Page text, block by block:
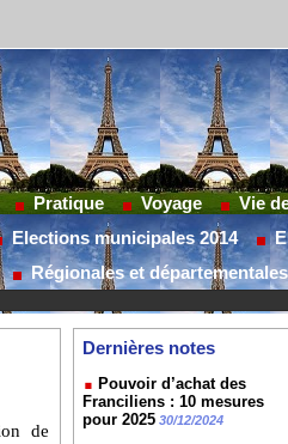
Pratique Voyage Vie
Elections municipales 2014
Régionales et
de
Dernières notes
Pouvoir d’achat des
Franciliens : 10 mesures
pour 2025 30/12/2024